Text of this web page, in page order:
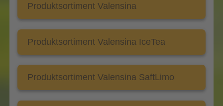
Produktsortiment Valensina
Produktsortiment Valensina IceTea
Produktsortiment Valensina SaftLimo